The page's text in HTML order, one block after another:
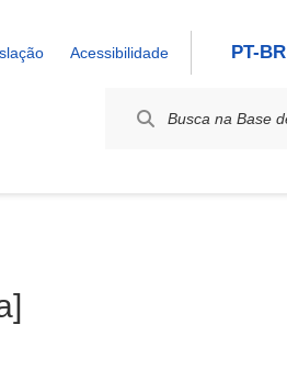
Acessibilidade PT-BR